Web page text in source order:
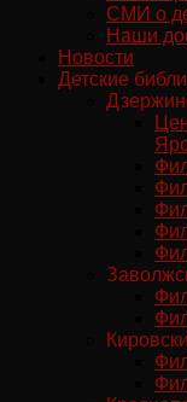
СМИ о
Наши
Новости
Детские